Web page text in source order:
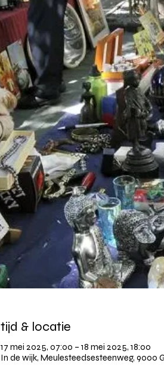
tijd & locatie
17 mei 2025, 07:00 – 18 mei 2025, 18:00
In de wijk, Meulesteedsesteenweg, 9000